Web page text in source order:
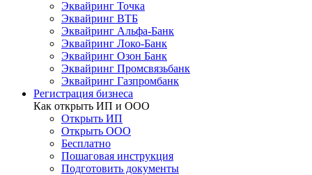
Эквайринг Точка
Эквайринг ВТБ
Эквайринг Альфа-Банк
Эквайринг Локо-Банк
Эквайринг Озон Банк
Эквайринг Промсвязьбанк
Эквайринг Газпромбанк
Регистрация бизнеса
Как открыть ИП и ООО
Открыть ИП
Открыть ООО
Бесплатно
Пошаговая инструкция
Подготовить документы